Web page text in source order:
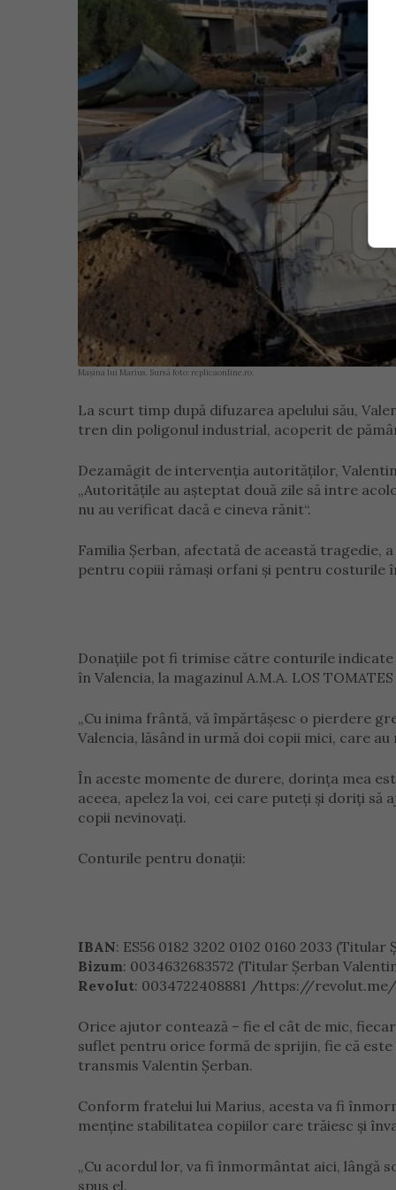
Mașina lui Marius. Sursă foto: replicaonline.ro.
La scurt timp după difuzarea apelului său,
tren din poligonul industrial, acoperit de
Dezamăgit de intervenția autorităților,
„Autoritățile au așteptat două zile să intre
nu au verificat dacă e cineva rănit“.
Familia Șerban, afectată de această
pentru copiii rămași orfani și pentru costurile
Donațiile pot fi trimise către conturile
în Valencia, la magazinul A.M.A. LOS
„Cu inima frântă, vă împărtășesc o pierdere
Valencia, lăsând in urmă doi copii mici, care
În aceste momente de durere, dorința mea
aceea, apelez la voi, cei care puteți și doriți
copii nevinovați.
Conturile pentru donații:
IBAN: ES56 0182 3202 0102 0160 2033 (Titular
Bizum: 0034632683572 (Titular Șerban
Revolut: 0034722408881 /https://
Orice ajutor contează – fie el cât de mic,
suflet pentru orice formă de sprijin, fie că este
transmis Valentin Șerban.
Conform fratelui lui Marius, acesta va fi
menține stabilitatea copiilor care trăiesc și
„Cu acordul lor, va fi înmormântat aici, lângă
spus el.